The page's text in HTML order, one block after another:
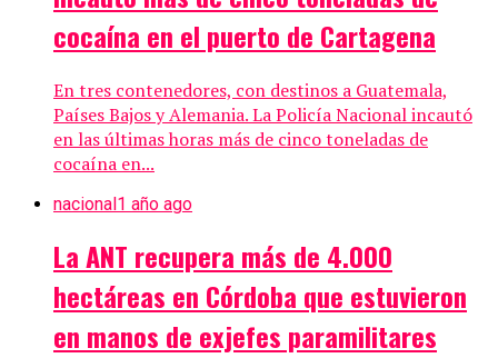
cocaína en el puerto de Cartagena
En tres contenedores, con destinos a Guatemala,
Países Bajos y Alemania. La Policía Nacional incautó
en las últimas horas más de cinco toneladas de
cocaína en...
nacional1 año ago
La ANT recupera más de 4.000
hectáreas en Córdoba que estuvieron
en manos de exjefes paramilitares